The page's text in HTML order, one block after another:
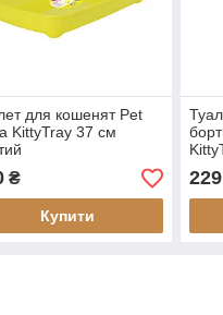
для кошенят Pet
KittyTray 37 см
₴
Купити
229